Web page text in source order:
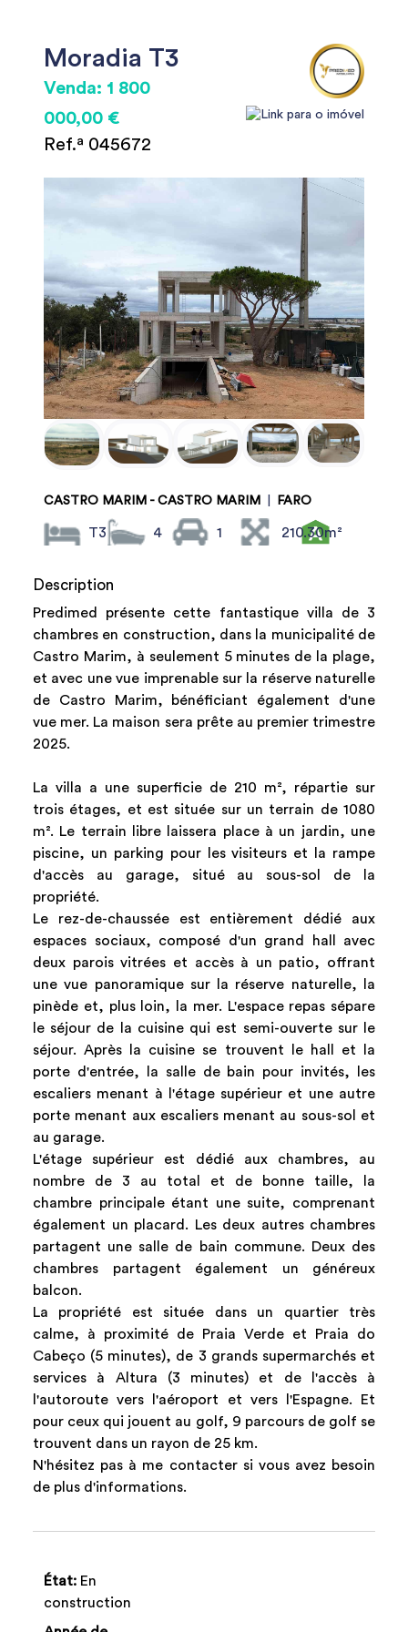
Moradia T3
Venda: 1 800
000,00 €
Ref.ª 045672
CASTRO MARIM - CASTRO MARIM FARO
T3 4 1 210.30m²
Description
Predimed présente cette fantastique villa de 3
chambres en construction, dans la municipalité de
Castro Marim, à seulement 5 minutes de la plage,
et avec une vue imprenable sur la réserve naturelle
de Castro Marim, bénéficiant également d'une
vue mer. La maison sera prête au premier trimestre
2025.
La villa a une superficie de 210 m², répartie sur
trois étages, et est située sur un terrain de 1080
m². Le terrain libre laissera place à un jardin, une
piscine, un parking pour les visiteurs et la rampe
d'accès au garage, situé au sous-sol de la
propriété.
Le rez-de-chaussée est entièrement dédié aux
espaces sociaux, composé d'un grand hall avec
deux parois vitrées et accès à un patio, offrant
une vue panoramique sur la réserve naturelle, la
pinède et, plus loin, la mer. L'espace repas sépare
le séjour de la cuisine qui est semi-ouverte sur le
séjour. Après la cuisine se trouvent le hall et la
porte d'entrée, la salle de bain pour invités, les
escaliers menant à l'étage supérieur et une autre
porte menant aux escaliers menant au sous-sol et
au garage.
L'étage supérieur est dédié aux chambres, au
nombre de 3 au total et de bonne taille, la
chambre principale étant une suite, comprenant
également un placard. Les deux autres chambres
partagent une salle de bain commune. Deux des
chambres partagent également un généreux
balcon.
La propriété est située dans un quartier très
calme, à proximité de Praia Verde et Praia do
Cabeço (5 minutes), de 3 grands supermarchés et
services à Altura (3 minutes) et de l'accès à
l'autoroute vers l'aéroport et vers l'Espagne. Et
pour ceux qui jouent au golf, 9 parcours de golf se
trouvent dans un rayon de 25 km.
N'hésitez pas à me contacter si vous avez besoin
de plus d'informations.
État: En
construction